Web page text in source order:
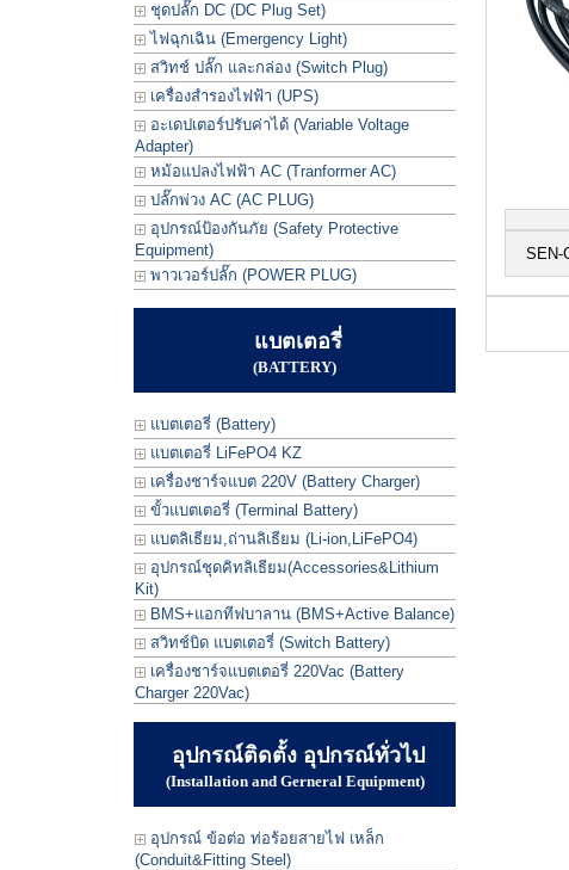
ชุดปลั๊ก DC (DC Plug Set)
ไฟฉุกเฉิน (Emergency Light)
สวิทช์ ปลั๊ก และกล่อง (Switch Plug)
เครื่องสำรองไฟฟ้า (UPS)
อะเดปเตอร์ปรับค่าได้ (Variable Voltage
Adapter)
หม้อแปลงไฟฟ้า AC (Tranformer AC)
ปลั๊กพ่วง AC (AC PLUG)
อุปกรณ์ป้องกันภัย (Safety Protective
Equipment)
พาวเวอร์ปลั๊ก (POWER PLUG)
แบตเตอรี่
(BATTERY)
แบตเตอรี่ (Battery)
แบตเตอรี่ LiFePO4 KZ
เครื่องชาร์จแบต 220V (Battery Charger)
ขั้วแบตเตอรี่ (Terminal Battery)
แบตลิเธียม,ถ่านลิเธียม (Li-ion,LiFePO4)
อุปกรณ์ชุดคิทลิเธียม(Accessories&Lithium
Kit)
BMS+แอกทีฟบาลาน (BMS+Active Balance)
สวิทช์บิด แบตเตอรี่ (Switch Battery)
เครื่องชาร์จแบตเตอรี่ 220Vac (Battery
Charger 220Vac)
อุปกรณ์ติดตั้ง อุปกรณ์ทั่วไป
(Installation and Gerneral Equipment)
อุปกรณ์ ข้อต่อ ท่อร้อยสายไฟ เหล็ก
(Conduit&Fitting Steel)
SEN-